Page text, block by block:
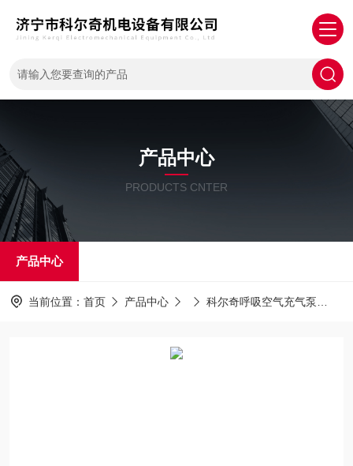
产品中心
PRODUCTS CNTER
产品中心
当前位置： 首页 产品中心 科尔奇呼吸空气充气泵